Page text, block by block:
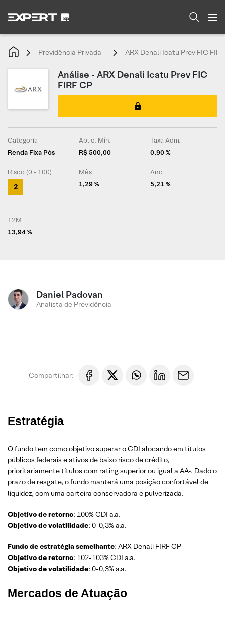
Previdência Privada ARX Denali Icatu Prev FIC
Análise - ARX Denali Icatu Prev FIC
FIRF CP
Categoria
Renda Fixa Pós
Aplic. Mín.
R$ 500,00
Taxa Adm.
0,90 %
Risco (0 - 100)
2
Mês
1,29 %
Ano
5,21 %
12M
13,94 %
Daniel Padovan
Analista de Previdência
Compartilhar:
Estratégia
O fundo tem como objetivo superar o CDI alocando em títulos
públicos federais e ativos de baixo risco de crédito,
prioritariamente títulos com rating superior ou igual a AA-. Dado o
prazo de resgate, o fundo manterá uma posição confortável de
liquidez, com uma carteira conservadora e pulverizada.
Objetivo de retorno: 100% CDI a.a.
Objetivo de volatilidade: 0-0,3% a.a.
Fundo de estratégia semelhante: ARX Denali FIRF CP
Objetivo de retorno: 102-103% CDI a.a.
Objetivo de volatilidade: 0-0,3% a.a.
Mercados de Atuação